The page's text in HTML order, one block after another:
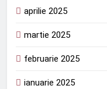
aprilie 2025
martie 2025
februarie 2025
ianuarie 2025